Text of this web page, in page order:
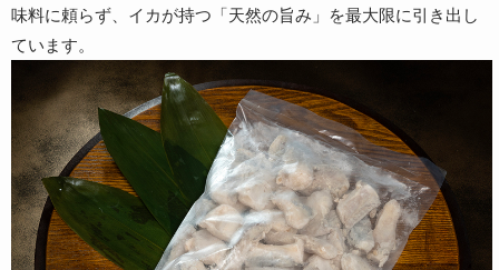
味料に頼らず、イカが持つ「天然の旨み」を最大限に引き出し
ています。